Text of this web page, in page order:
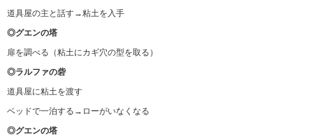
道具屋の主と話す→粘土を入手
◎グエンの塔
扉を調べる（粘土にカギ穴の型を取る）
◎ラルファの砦
道具屋に粘土を渡す
ベッドで一泊する→ローがいなくなる
◎グエンの塔